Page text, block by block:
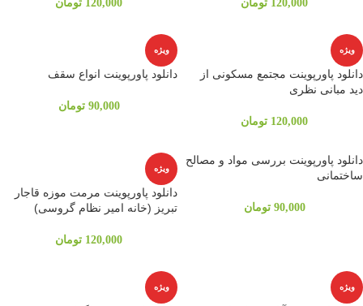
120,000 تومان 120,000 تومان
ویژه
دانلود پاورپوینت مجتمع مسکونی از
دید مبانی نظری
120,000 تومان
ویژه
دانلود پاورپوینت انواع سقف
90,000 تومان
دانلود پاورپوینت بررسی مواد و مصالح
ساختمانی
90,000 تومان
ویژه
دانلود پاورپوینت مرمت موزه قاجار
تبریز (خانه امیر نظام گروسی)
120,000 تومان
ویژه ویژه